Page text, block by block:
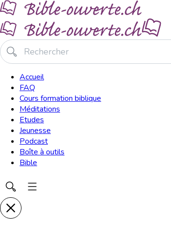
Accueil
FAQ
Cours formation biblique
Méditations
Etudes
Jeunesse
Podcast
Boîte à outils
Bible